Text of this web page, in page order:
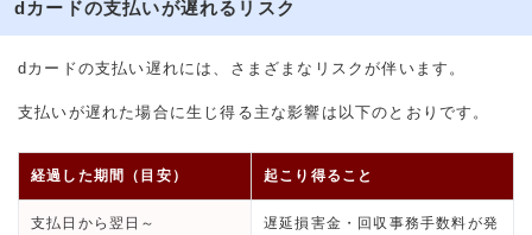
dカードの支払いが遅れるリスク
dカードの支払い遅れには、さまざまなリスクが伴います。
支払いが遅れた場合に生じ得る主な影響は以下のとおりです。
経過した期間（目安） 起こり得ること
支払日から翌日～
遅延損害金・回収事務手数料が発